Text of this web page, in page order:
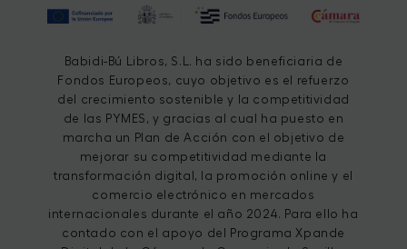
Babidi-Bú Libros, S.L. ha sido beneficiaria de
Fondos Europeos, cuyo objetivo es el refuerzo
del crecimiento sostenible y la competitividad
de las PYMES, y gracias al cual ha puesto en
marcha un Plan de Acción con el objetivo de
mejorar su competitividad mediante la
transformación digital, la promoción online y el
comercio electrónico en mercados
internacionales durante el año 2024. Para ello ha
contado con el apoyo del Programa Xpande